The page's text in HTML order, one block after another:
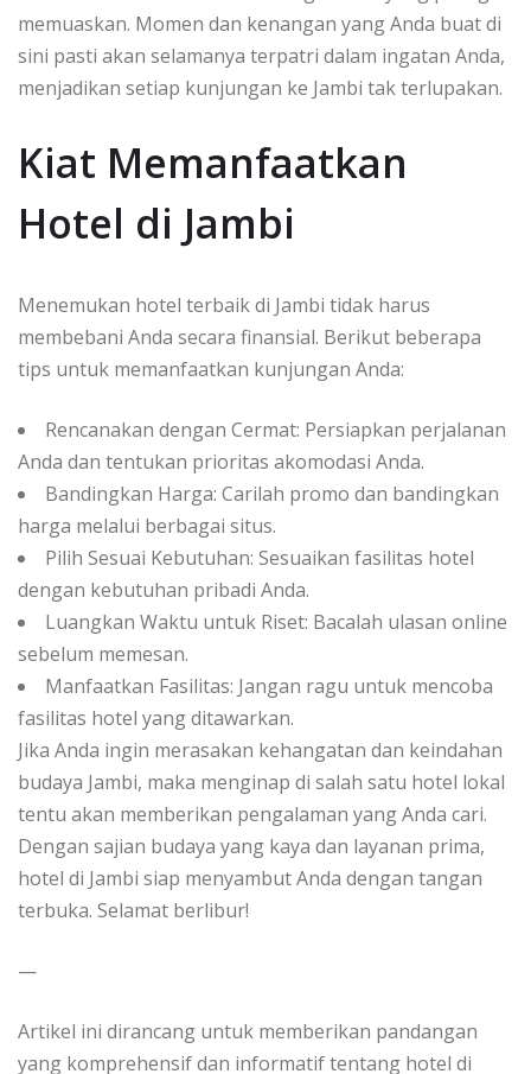
memuaskan. Momen dan kenangan yang Anda buat di
sini pasti akan selamanya terpatri dalam ingatan Anda,
menjadikan setiap kunjungan ke Jambi tak terlupakan.
Kiat Memanfaatkan
Hotel di Jambi
Menemukan hotel terbaik di Jambi tidak harus
membebani Anda secara finansial. Berikut beberapa
tips untuk memanfaatkan kunjungan Anda:
Rencanakan dengan Cermat: Persiapkan perjalanan
Anda dan tentukan prioritas akomodasi Anda.
Bandingkan Harga: Carilah promo dan bandingkan
harga melalui berbagai situs.
Pilih Sesuai Kebutuhan: Sesuaikan fasilitas hotel
dengan kebutuhan pribadi Anda.
Luangkan Waktu untuk Riset: Bacalah ulasan online
sebelum memesan.
Manfaatkan Fasilitas: Jangan ragu untuk mencoba
fasilitas hotel yang ditawarkan.
Jika Anda ingin merasakan kehangatan dan keindahan
budaya Jambi, maka menginap di salah satu hotel lokal
tentu akan memberikan pengalaman yang Anda cari.
Dengan sajian budaya yang kaya dan layanan prima,
hotel di Jambi siap menyambut Anda dengan tangan
terbuka. Selamat berlibur!
—
Artikel ini dirancang untuk memberikan pandangan
yang komprehensif dan informatif tentang hotel di